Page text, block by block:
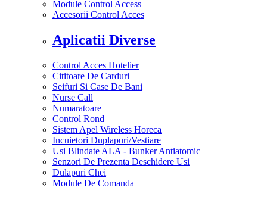
Module Control Access
Accesorii Control Acces
Aplicatii Diverse
Control Acces Hotelier
Cititoare De Carduri
Seifuri Si Case De Bani
Nurse Call
Numaratoare
Control Rond
Sistem Apel Wireless Horeca
Incuietori Duplapuri/Vestiare
Usi Blindate ALA - Bunker Antiatomic
Senzori De Prezenta Deschidere Usi
Dulapuri Chei
Module De Comanda